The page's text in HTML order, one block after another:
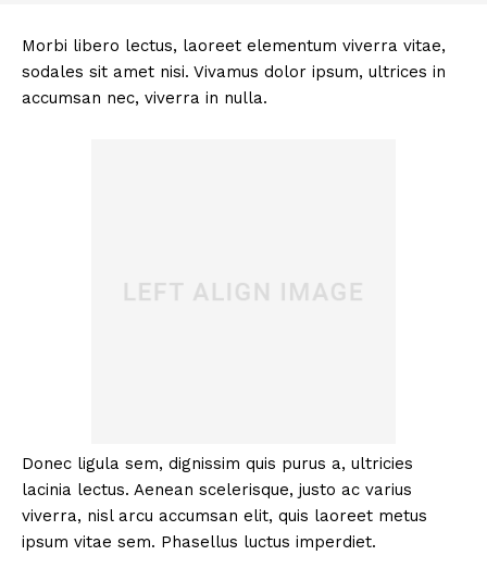
Morbi libero lectus, laoreet elementum viverra vitae,
sodales sit amet nisi. Vivamus dolor ipsum, ultrices in
accumsan nec, viverra in nulla.
Donec ligula sem, dignissim quis purus a, ultricies
lacinia lectus. Aenean scelerisque, justo ac varius
viverra, nisl arcu accumsan elit, quis laoreet metus
ipsum vitae sem. Phasellus luctus imperdiet.